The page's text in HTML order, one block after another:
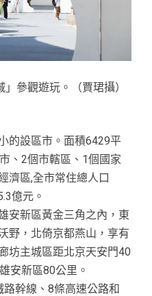
參觀遊玩。（賈珺攝）
的設區市。面積6429平
、2個市轄區、1個國家
濟區,全市常住總人口
億元。
安新區黃金三角之內，東
野，北倚京都燕山，享有
坊主城區距北京天安門40
安新區80公里。
幹線、8條高速公路和